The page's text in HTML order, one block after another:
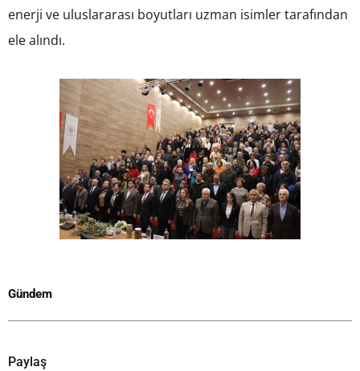
enerji ve uluslararası boyutları uzman isimler tarafından
ele alındı.
Gündem
Paylaş